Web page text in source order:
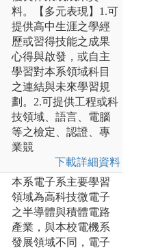
料。【多元表現】1.可
提供高中生涯之學經
歷或習得技能之成果
心得與啟發，或自主
學習對本系領域科目
之連結與未來學習規
劃。2.可提供工程或科
技領域、語言、電腦
等之檢定、認證、專
業競
下載詳細資料
本系電子系主要學習
領域為高科技微電子
之半導體與積體電路
產業，與本校電機系
發展領域不同，電子